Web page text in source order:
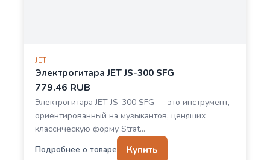
JET
Электрогитара JET JS-300 SFG
779.46 RUB
Электрогитара JET JS-300 SFG — это инструмент,
ориентированный на музыкантов, ценящих
классическую форму Strat…
Подробнее о товаре
Купить